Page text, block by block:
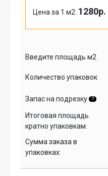
Цена за 1 м2: 1280р.
Введите площадь м2
Количество упаковок
Запас на подрезку ?
Итоговая площадь
кратно упаковкам:
Сумма заказа в
упаковках: